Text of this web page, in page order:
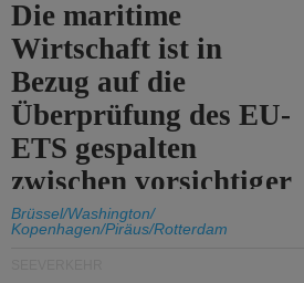
Die maritime
Wirtschaft ist in
Bezug auf die
Überprüfung des EU-
ETS gespalten
zwischen vorsichtiger
Unterstützung und
Kritik.
Brüssel/Washington/
Kopenhagen/Piräus/Rotterdam